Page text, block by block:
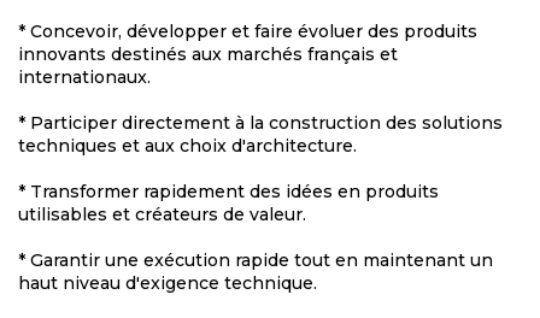
* Concevoir, développer et faire évoluer des produits
innovants destinés aux marchés français et
internationaux.
* Participer directement à la construction des solutions
techniques et aux choix d'architecture.
* Transformer rapidement des idées en produits
utilisables et créateurs de valeur.
* Garantir une exécution rapide tout en maintenant un
haut niveau d'exigence technique.